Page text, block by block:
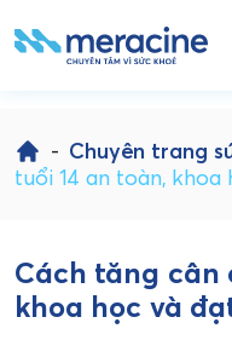
to
content
- Chuyên trang
tuổi 14 an toàn,
Cách tăng cân
khoa học và